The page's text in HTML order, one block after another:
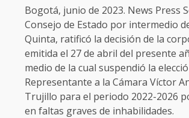
Bogotá, junio de 2023. News Press
Consejo de Estado por intermedio
Quinta, ratificó la decisión de la
emitida el 27 de abril del presente
medio de la cual suspendió la
Representante a la Cámara Víctor
Trujillo para el periodo 2022-2026
en faltas graves de inhabilidades.